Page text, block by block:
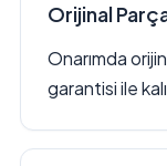
Orijinal
Onarımda
garantisi ile